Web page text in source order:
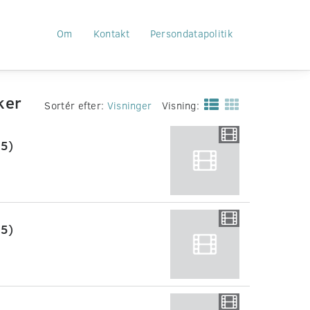
Om Kontakt Persondatapolitik
Sortér efter: Visninger Visning: